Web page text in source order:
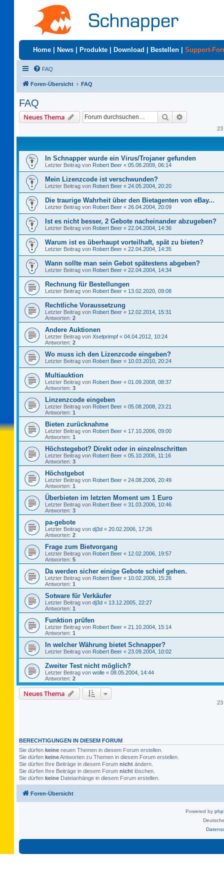
Home News Produkte Download Bestellen Support-
FAQ
Foren-Übersicht FAQ
FAQ
Neues Thema Suche
23
In Schnapper wurde ein Virus/Trojaner gefunden
Letzter Beitrag von Robert Beer « 05.08.2009, 06:14
Mein Lizenzcode ist verschwunden?
Letzter Beitrag von Robert Beer « 24.05.2004, 20:20
Die traurige Wahrheit über den Bietagenten von eBay...
Letzter Beitrag von Robert Beer « 26.04.2004, 20:09
Ist es nicht besser, 2 Gebote nacheinander abzugeben?
Letzter Beitrag von Robert Beer « 22.04.2004, 14:36
Warum ist es überhaupt vorteilhaft, spät zu bieten?
Letzter Beitrag von Robert Beer « 22.04.2004, 14:35
Wann sollte man sein Gebot spätestens abgeben?
Letzter Beitrag von Robert Beer « 22.04.2004, 14:34
Rechnung für Bestellungen
Letzter Beitrag von Robert Beer « 13.02.2020, 09:08
Rechtliche Voraussetzung
Letzter Beitrag von Robert Beer « 12.02.2014, 15:31
Antworten: 2
Andere Auktionen
Letzter Beitrag von Xselprimpf « 04.04.2012, 10:24
Antworten: 2
Wo muss ich den Lizenzcode eingeben?
Letzter Beitrag von Robert Beer « 10.03.2010, 20:24
Multiauktion
Letzter Beitrag von Robert Beer « 01.09.2008, 08:37
Antworten: 3
Linzenzcode eingeben
Letzter Beitrag von Robert Beer « 05.08.2008, 23:21
Antworten: 1
Bieten zurücknahme
Letzter Beitrag von Robert Beer « 17.10.2006, 09:00
Antworten: 1
Höchstegebot? Direkt oder in einzelnschritten
Letzter Beitrag von Robert Beer « 05.10.2006, 11:16
Antworten: 3
Höchstgebot
Letzter Beitrag von Robert Beer « 24.08.2006, 20:49
Antworten: 1
Überbieten im letzten Moment um 1 Euro
Letzter Beitrag von Robert Beer « 31.03.2006, 10:46
Antworten: 3
pa-gebote
Letzter Beitrag von dj3d « 20.02.2006, 17:26
Antworten: 2
Frage zum Bietvorgang
Letzter Beitrag von Robert Beer « 12.02.2006, 19:57
Antworten: 5
Da werden sicher einige Gebote schief gehen.
Letzter Beitrag von Robert Beer « 10.02.2006, 15:26
Antworten: 1
Sotware für Verkäufer
Letzter Beitrag von dj3d « 13.12.2005, 22:27
Antworten: 1
Funktion prüfen
Letzter Beitrag von Robert Beer « 21.10.2004, 15:14
Antworten: 1
In welcher Währung bietet Schnapper?
Letzter Beitrag von Robert Beer « 23.09.2004, 10:02
Zweiter Test nicht möglich?
Letzter Beitrag von wolle « 08.05.2004, 14:44
Antworten: 2
Neues Thema
23
BERECHTIGUNGEN IN DIESEM FORUM
Sie dürfen keine neuen Themen in diesem Forum erstellen.
Sie dürfen keineAntworten zu Themen in diesem Forum erstellen.
Sie dürfen Ihre Beiträge in diesem Forum nicht ändern.
Sie dürfen Ihre Beiträge in diesem Forum nicht löschen.
Sie dürfen keine Dateianhänge in diesem Forum erstellen.
Foren-Übersicht
Powered by